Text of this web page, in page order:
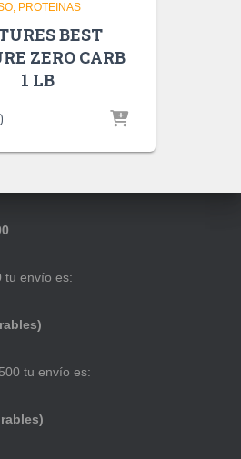
PROTEINAS
BEST
ZERO CARB
1 LB
tu envío es:
tu envío es: